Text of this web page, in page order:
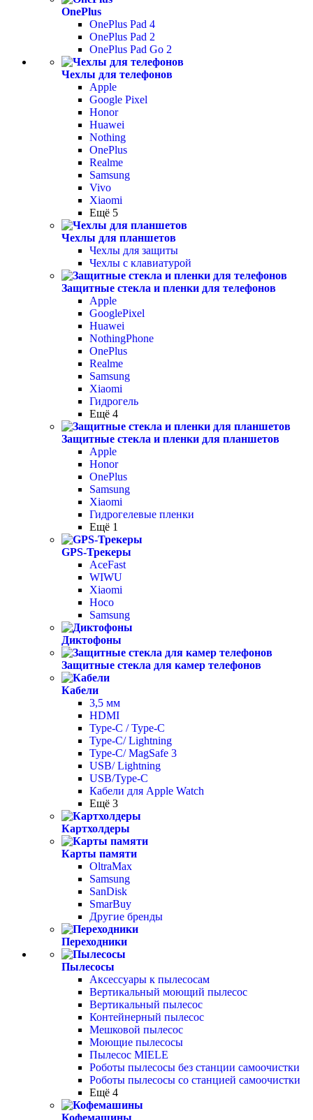
OnePlus
OnePlus Pad 4
OnePlus Pad 2
OnePlus Pad Go 2
Чехлы для телефонов
Apple
Google Pixel
Honor
Huawei
Nothing
OnePlus
Realme
Samsung
Vivo
Xiaomi
Ещё 5
Чехлы для планшетов
Чехлы для защиты
Чехлы с клавиатурой
Защитные стекла и пленки для телефонов
Apple
GooglePixel
Huawei
NothingPhone
OnePlus
Realme
Samsung
Xiaomi
Гидрогель
Ещё 4
Защитные стекла и пленки для планшетов
Apple
Honor
OnePlus
Samsung
Xiaomi
Гидрогелевые пленки
Ещё 1
GPS-Трекеры
AceFast
WIWU
Xiaomi
Hoco
Samsung
Диктофоны
Защитные стекла для камер телефонов
Кабели
3,5 мм
HDMI
Type-C / Type-C
Type-C/ Lightning
Type-C/ MagSafe 3
USB/ Lightning
USB/Type-C
Кабели для Apple Watch
Ещё 3
Картхолдеры
Карты памяти
OltraMax
Samsung
SanDisk
SmarBuy
Другие бренды
Переходники
Пылесосы
Аксессуары к пылесосам
Вертикальный моющий пылесос
Вертикальный пылесос
Контейнерный пылесос
Мешковой пылесос
Моющие пылесосы
Пылесос MIELE
Роботы пылесосы без станции самоочистки
Роботы пылесосы со станцией самоочистки
Ещё 4
Кофемашины